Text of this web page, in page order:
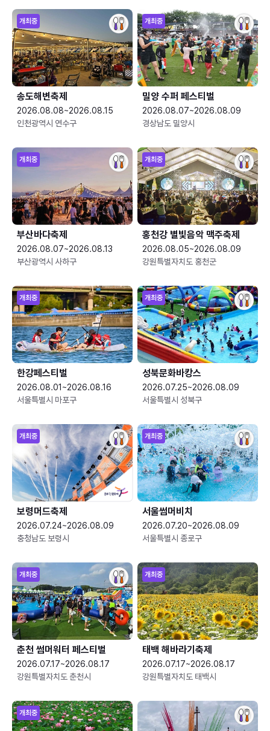
개최중
송도해변축제
2026.08.08~2026.08.15
인천광역시 연수구
개최중
밀양 수퍼 페스티벌
2026.08.07~2026.08.09
경상남도 밀양시
개최중
부산바다축제
2026.08.07~2026.08.13
부산광역시 사하구
개최중
홍천강 별빛음악 맥주축제
2026.08.05~2026.08.09
강원특별자치도 홍천군
개최중
한강페스티벌
2026.08.01~2026.08.16
서울특별시 마포구
개최중
성북문화바캉스
2026.07.25~2026.08.09
서울특별시 성북구
개최중
보령머드축제
2026.07.24~2026.08.09
충청남도 보령시
개최중
서울썸머비치
2026.07.20~2026.08.09
서울특별시 종로구
개최중
춘천 썸머워터 페스티벌
2026.07.17~2026.08.17
강원특별자치도 춘천시
개최중
태백 해바라기축제
2026.07.17~2026.08.17
강원특별자치도 태백시
개최중